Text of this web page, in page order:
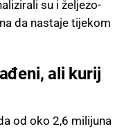
su i željezo-
da nastaje tijekom
ali kurij
od oko 2,6 milijuna